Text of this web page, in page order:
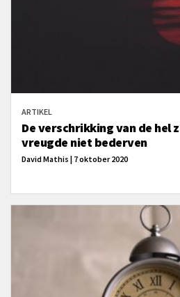
ARTIKEL
De verschrikking van de hel
vreugde niet bederven
David Mathis | 7 oktober 2020